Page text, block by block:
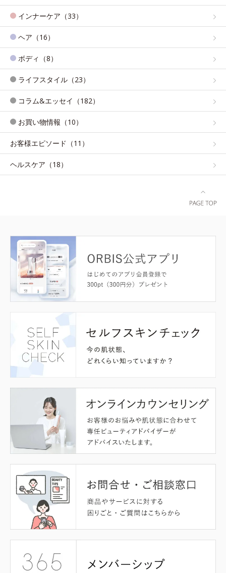
インナーケア（33）
ヘア（16）
ボディ（8）
ライフスタイル（23）
コラム&エッセイ（182）
お買い物情報（10）
お客様エピソード（11）
ヘルスケア（18）